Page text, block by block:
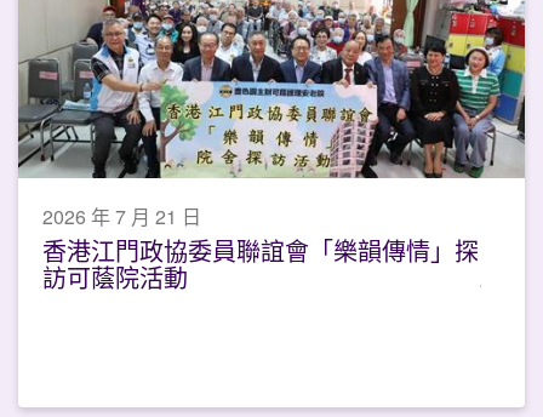
2026 年 7 月 21 日
香港江門政協委員聯誼會「樂韻傳情」探
訪可蔭院活動